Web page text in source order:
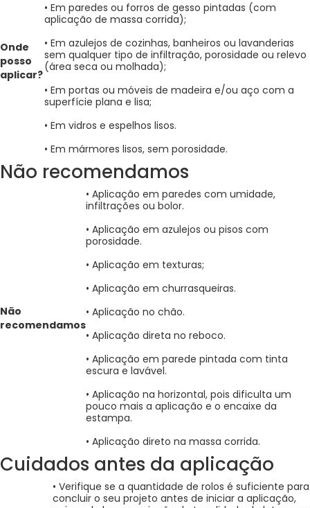
Onde
posso
aplicar?
• Em paredes ou forros de gesso pintadas (com
aplicação de massa corrida);
• Em azulejos de cozinhas, banheiros ou lavanderias
sem qualquer tipo de infiltração, porosidade ou relevo
(área seca ou molhada);
• Em portas ou móveis de madeira e/ou aço com a
superfície plana e lisa;
• Em vidros e espelhos lisos.
• Em mármores lisos, sem porosidade.
Não recomendamos
Não
recomendamos
• Aplicação em paredes com umidade,
infiltrações ou bolor.
• Aplicação em azulejos ou pisos com
porosidade.
• Aplicação em texturas;
• Aplicação em churrasqueiras.
• Aplicação no chão.
• Aplicação direta no reboco.
• Aplicação em parede pintada com tinta
escura e lavável.
• Aplicação na horizontal, pois dificulta um
pouco mais a aplicação e o encaixe da
estampa.
• Aplicação direto na massa corrida.
Cuidados antes da aplicação
• Verifique se a quantidade de rolos é suficiente para
concluir o seu projeto antes de iniciar a aplicação,